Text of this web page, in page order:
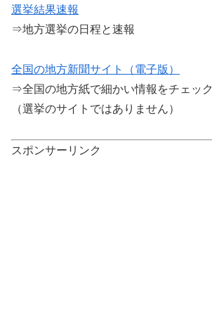
選挙結果速報
⇒地方選挙の日程と速報
全国の地方新聞サイト（電子版）
⇒全国の地方紙で細かい情報をチェック
（選挙のサイトではありません）
スポンサーリンク